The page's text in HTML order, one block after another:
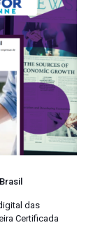
das
Certificada